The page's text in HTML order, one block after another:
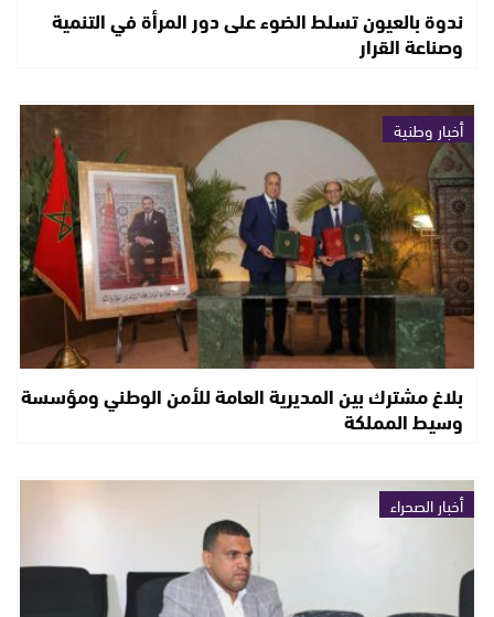
ندوة بالعيون تسلط الضوء على دور المرأة في التنمية
وصناعة القرار
أخبار وطنية
بلاغ مشترك بين المديرية العامة للأمن الوطني ومؤسسة
وسيط المملكة
أخبار الصحراء